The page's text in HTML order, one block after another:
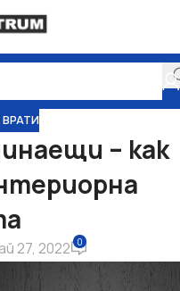
– как
27, 2022 0